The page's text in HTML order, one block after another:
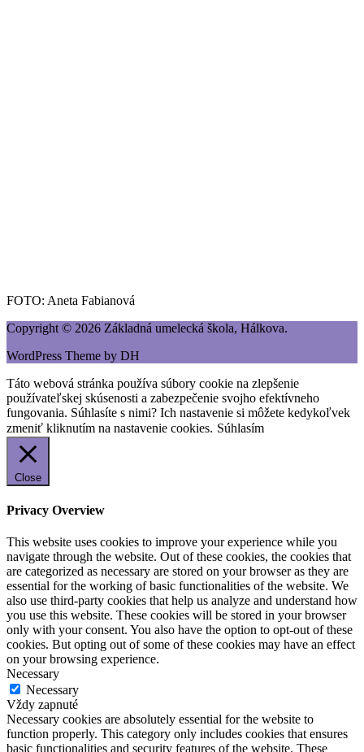
FOTO: Aneta Fabianová
Copyright © 2026 Základná umelecká škola, Hálkova.
WordPress Theme by DH
Táto webová stránka používa súbory cookie na zlepšenie
používateľskej skúsenosti a zabezpečenie svojho efektívneho
fungovania. Súhlasíte s nimi? Ich nastavenie si môžete kedykoľvek
zmeniť kliknutím na nastavenie cookies. Súhlasím
Close
Privacy Overview
This website uses cookies to improve your experience while you
navigate through the website. Out of these cookies, the cookies that
are categorized as necessary are stored on your browser as they are
essential for the working of basic functionalities of the website. We
also use third-party cookies that help us analyze and understand how
you use this website. These cookies will be stored in your browser
only with your consent. You also have the option to opt-out of these
cookies. But opting out of some of these cookies may have an effect
on your browsing experience.
Necessary
Necessary
Vždy zapnuté
Necessary cookies are absolutely essential for the website to
function properly. This category only includes cookies that ensures
basic functionalities and security features of the website. These